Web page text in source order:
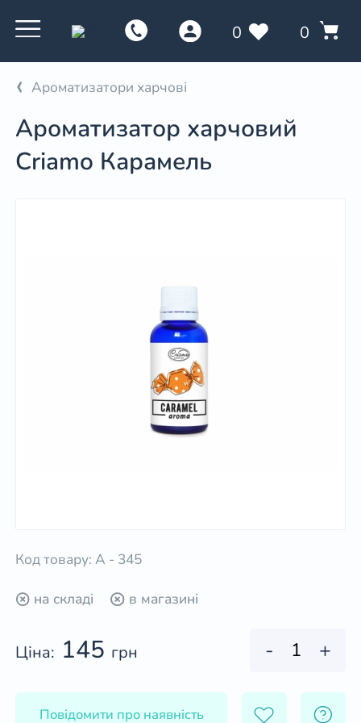
0 0
Ароматизатори харчові
Ароматизатор харчовий
Criamo Карамель
Код товару: А - 345
на складі в магазині
Ціна: 145 грн - +
Повідомити про наявність